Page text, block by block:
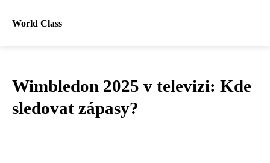
World Class
Wimbledon 2025 v televizi: Kde
sledovat zápasy?